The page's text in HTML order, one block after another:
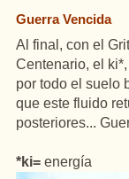
Guerra Vencida
Al final, con el
Centenario, el
por todo el suelo
que este fluido
posteriores...
*ki= energía